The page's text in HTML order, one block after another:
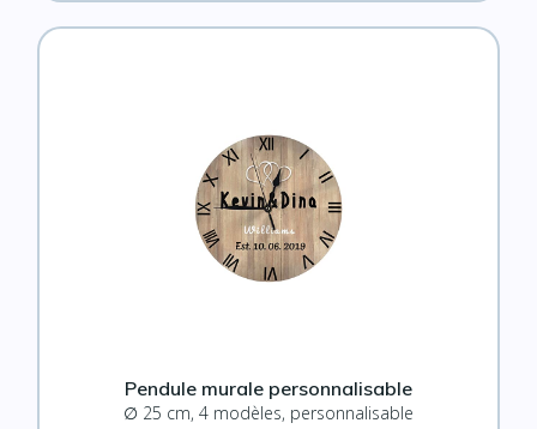
Pendule murale personnalisable
∅ 25 cm, 4 modèles, personnalisable